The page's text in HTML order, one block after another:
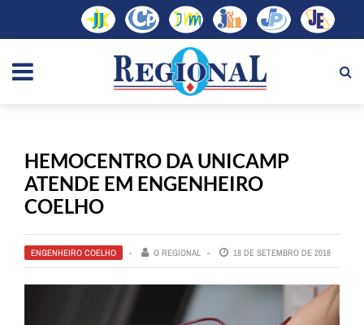
HEMOCENTRO DA UNICAMP
ATENDE EM ENGENHEIRO
COELHO
ENGENHEIRO COELHO O REGIONAL 18 DE SETEMBRO DE 2018